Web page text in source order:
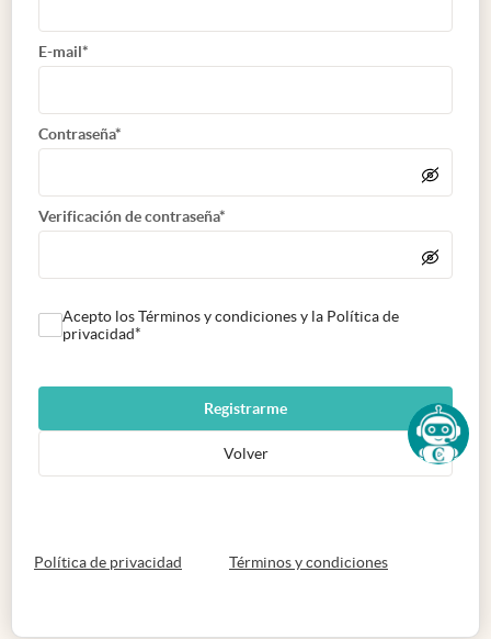
E-mail*
Contraseña*
Verificación de contraseña*
Acepto los Términos y condiciones y la Política de
privacidad*
Registrarme
Volver
Política de privacidad abre en nueva pestaña
Términos y condicionesabre en nueva